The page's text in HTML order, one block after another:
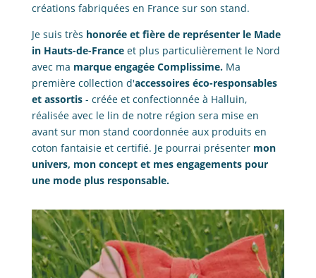
créations fabriquées en France sur son stand.
Je suis très honorée et fière de représenter le Made
in Hauts-de-Franceet plus particulièrement le Nord
avec ma marque engagée Complissime.Ma
première collection d'accessoires éco-responsables
et assortis- créée et confectionnée à Halluin,
réalisée avec le lin de notre région sera mise en
avant sur mon stand coordonnée aux produits en
coton fantaisie et certifié. Je pourrai présenter mon
univers, mon concept et mes engagements pour
une mode plus responsable.